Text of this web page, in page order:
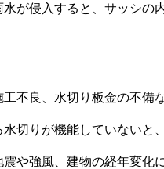
が侵入すると、サッシの
不良、水切り板金の不備
切りが機能していないと
や強風、建物の経年変化